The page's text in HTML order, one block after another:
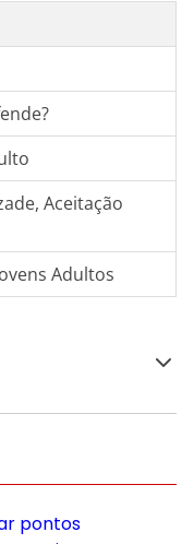
Aceitação
Adultos
pontos